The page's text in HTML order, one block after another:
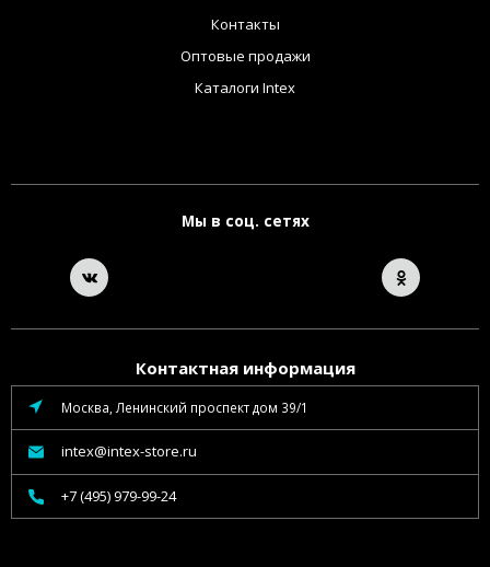
Контакты
Оптовые продажи
Каталоги Intex
Мы в соц. сетях
Контактная информация
Москва, Ленинский проспект дом 39/1
intex@intex-store.ru
+7 (495) 979-99-24